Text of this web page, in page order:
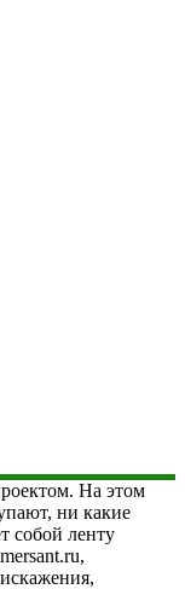
На этом
ни какие
собой ленту